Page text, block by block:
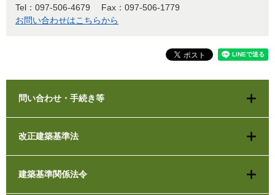
Tel：097-506-4679
Fax：097-506-1779
お問い合わせはこちらから
問い合わせ・手続き等
改正建築基準法
建築基準関係法令